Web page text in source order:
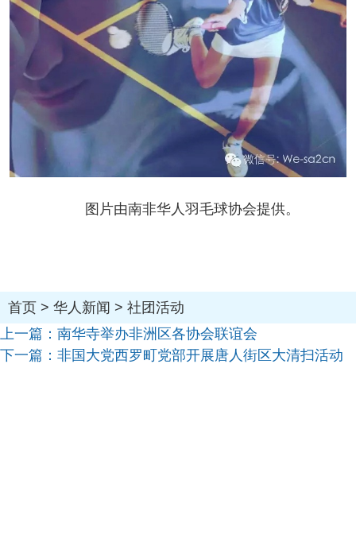
图片由南非华人羽毛球协会提供。
首页 > 华人新闻 > 社团活动
上一篇： 南华寺举办非洲区各协会联谊会
下一篇： 非国大党西罗町党部开展唐人街区大清扫活动